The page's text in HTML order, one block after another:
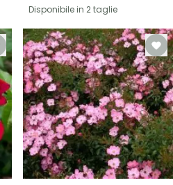
Disponibile in 2 taglie